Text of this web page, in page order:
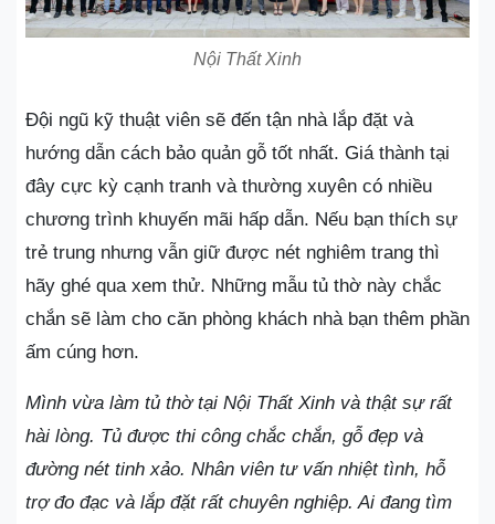
Nội Thất Xinh
Đội ngũ kỹ thuật viên sẽ đến tận nhà lắp đặt và
hướng dẫn cách bảo quản gỗ tốt nhất. Giá thành tại
đây cực kỳ cạnh tranh và thường xuyên có nhiều
chương trình khuyến mãi hấp dẫn. Nếu bạn thích sự
trẻ trung nhưng vẫn giữ được nét nghiêm trang thì
hãy ghé qua xem thử. Những mẫu tủ thờ này chắc
chắn sẽ làm cho căn phòng khách nhà bạn thêm phần
ấm cúng hơn.
Mình vừa làm tủ thờ tại Nội Thất Xinh và thật sự rất
hài lòng. Tủ được thi công chắc chắn, gỗ đẹp và
đường nét tinh xảo. Nhân viên tư vấn nhiệt tình, hỗ
trợ đo đạc và lắp đặt rất chuyên nghiệp. Ai đang tìm